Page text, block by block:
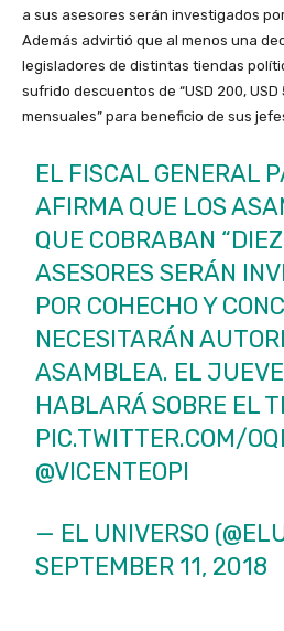
a sus asesores serán investigados
Además advirtió que al menos una
legisladores de distintas tiendas
sufrido descuentos de “USD 200, USD
mensuales” para beneficio de sus
EL FISCAL GENERAL
AFIRMA QUE LOS
QUE COBRABAN
ASESORES SERÁN
POR COHECHO Y
NECESITARÁN
ASAMBLEA. EL
HABLARÁ SOBRE EL
PIC.TWITTER.COM/
@VICENTEOPI
— EL UNIVERSO
SEPTEMBER 11, 2018